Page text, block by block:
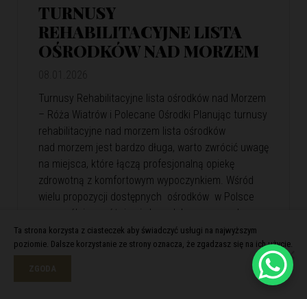
TURNUSY
REHABILITACYJNE LISTA
OŚRODKÓW NAD MORZEM
Turnusy Rehabilitacyjne lista ośrodków nad Morzem
– Róża Wiatrów i Polecane Ośrodki Planując turnusy
rehabilitacyjne nad morzem lista ośrodków
nad morzem jest bardzo długa, warto zwrócić uwagę
na miejsca, które łączą profesjonalną opiekę
zdrowotną z komfortowym wypoczynkiem. Wśród
wielu propozycji dostępnych ośrodków w Polsce
szczególnie wyróżnia się kompleks wypoczynkowy
Róża Wiatrów. Oferuje skuteczną rehabilitację
i relaks w malowniczej nadmorskiej scenerii. Róża
Ta strona korzysta z ciasteczek aby świadczyć usługi na najwyższym
poziomie. Dalsze korzystanie ze strony oznacza, że zgadzasz się na ich użycie.